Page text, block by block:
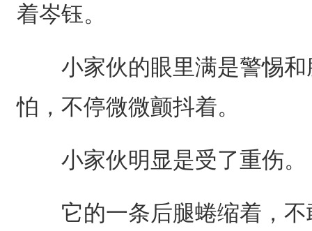
着岑钰。
小家伙的眼里满是警惕和
怕，不停微微颤抖着。
小家伙明显是受了重伤。
它的一条后腿蜷缩着，不